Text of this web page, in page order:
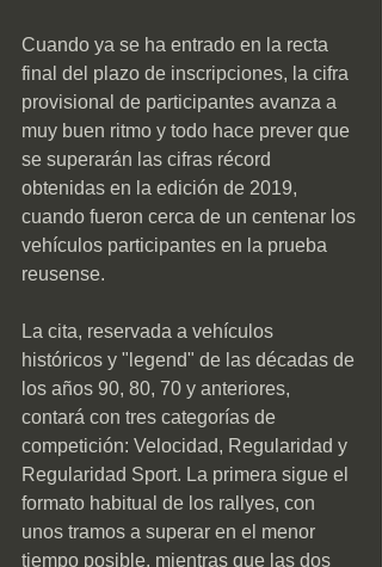
Cuando ya se ha entrado en la recta
final del plazo de inscripciones, la cifra
provisional de participantes avanza a
muy buen ritmo y todo hace prever que
se superarán las cifras récord
obtenidas en la edición de 2019,
cuando fueron cerca de un centenar los
vehículos participantes en la prueba
reusense.
La cita, reservada a vehículos
históricos y "legend" de las décadas de
los años 90, 80, 70 y anteriores,
contará con tres categorías de
competición: Velocidad, Regularidad y
Regularidad Sport. La primera sigue el
formato habitual de los rallyes, con
unos tramos a superar en el menor
tiempo posible, mientras que las dos